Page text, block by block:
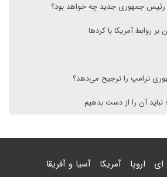
رئیس جمهوری جدید چه خواهد بود؟
روابط آمریکا با کردها
ترامپ را ترجیح می‌دهد؟
آن را از دست بدهیم
ای اروپا آمریکا آسیا و آفریقا